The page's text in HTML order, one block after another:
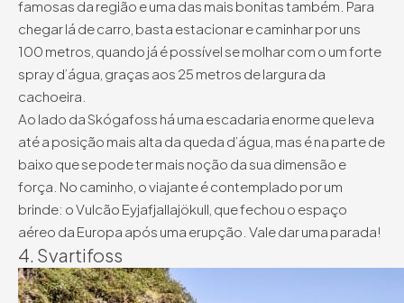
famosas da região e uma das mais bonitas também. Para
chegar lá de carro, basta estacionar e caminhar por uns
100 metros, quando já é possível se molhar com o um forte
spray d’água, graças aos 25 metros de largura da
cachoeira.
Ao lado da Skógafoss há uma escadaria enorme que leva
até a posição mais alta da queda d’água, mas é na parte de
baixo que se pode ter mais noção da sua dimensão e
força. No caminho, o viajante é contemplado por um
brinde: o Vulcão Eyjafjallajökull, que fechou o espaço
aéreo da Europa após uma erupção. Vale dar uma parada!
4. Svartifoss